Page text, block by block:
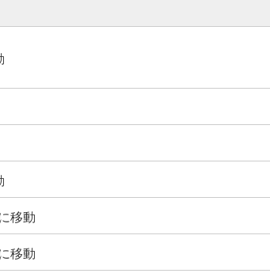
移動
移動